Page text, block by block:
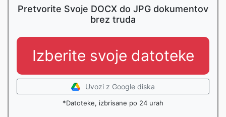
Pretvorite Svoje DOCX do JPG dokumentov
brez truda
Izberite svoje datoteke
Uvozi z Google diska
*Datoteke, izbrisane po 24 urah